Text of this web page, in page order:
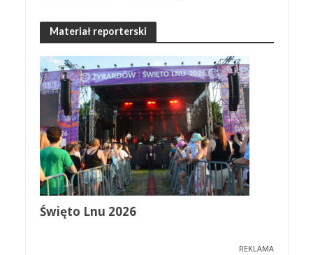
Materiał reporterski
Święto Lnu 2026
REKLAMA